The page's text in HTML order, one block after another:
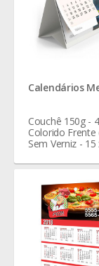
Calendários
Couchê 150g -
Colorido Frente
Sem Verniz -